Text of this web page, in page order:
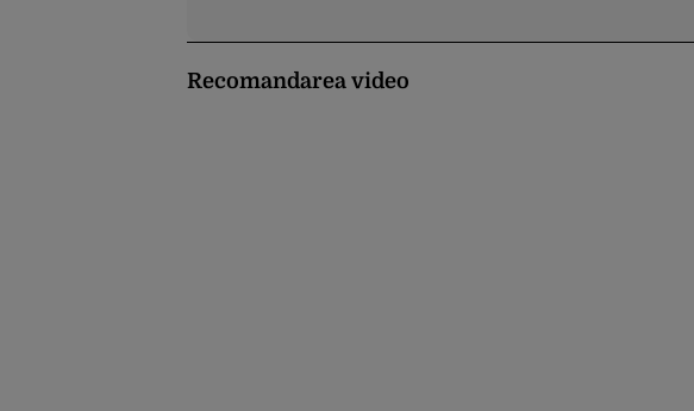
Recomandarea video